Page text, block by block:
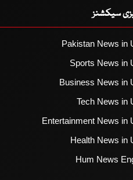
سیکشنز
Pakistan News in
Sports News in
Business News in
Tech News in
Entertainment News in
Health News in
Hum News